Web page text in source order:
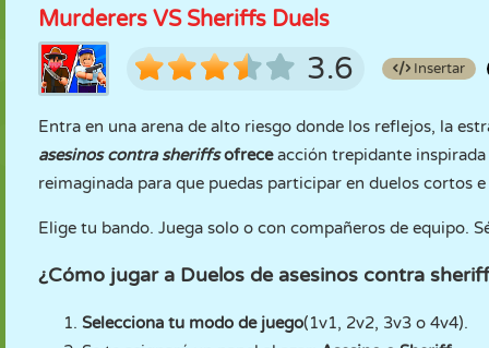
Murderers VS Sheriffs Duels
3.6 Insertar
Entra en una arena de alto riesgo donde los reflejos, la
asesinos contra sheriffsofreceacción trepidante
reimaginada para que puedas participar en duelos cortos
Elige tu bando. Juega solo o con compañeros de equipo.
¿Cómo jugar a Duelos de asesinos contra
Selecciona tu modo de juego(1v1, 2v2, 3v3 o 4v4).